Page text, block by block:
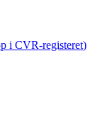
i CVR-registeret)